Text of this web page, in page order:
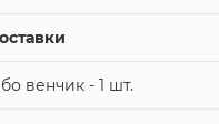
венчик - 1 шт.